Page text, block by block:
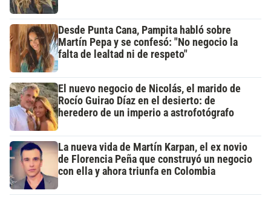
Desde Punta Cana, Pampita habló sobre
Martín Pepa y se confesó: "No negocio la
falta de lealtad ni de respeto"
El nuevo negocio de Nicolás, el marido de
Rocío Guirao Díaz en el desierto: de
heredero de un imperio a astrofotógrafo
La nueva vida de Martín Karpan, el ex novio
de Florencia Peña que construyó un negocio
con ella y ahora triunfa en Colombia